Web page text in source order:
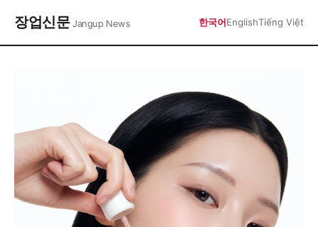
장업신문Jangup News 한국어EnglishTiếng Việt